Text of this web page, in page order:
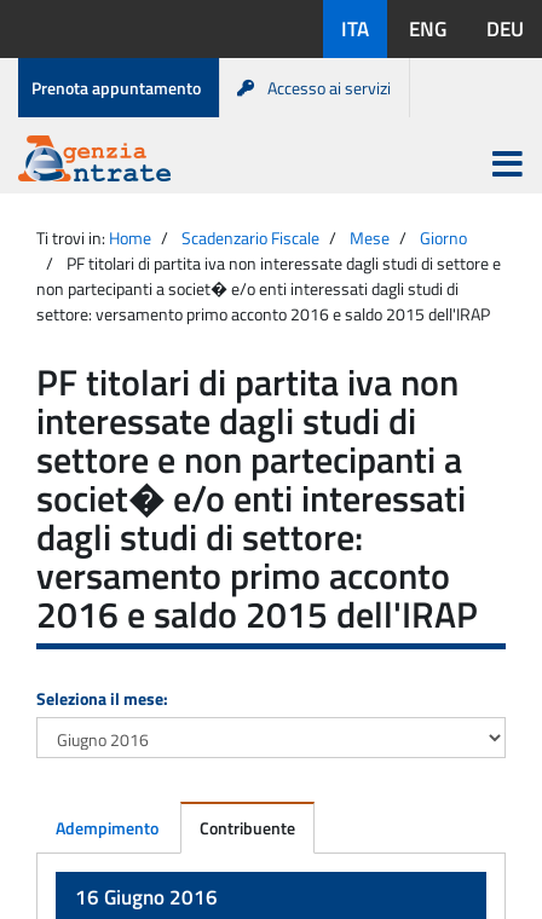
contenuto
disponibili:
ITA ENG DEU
Menu
di
servizio
Prenota appuntamento Accesso ai servizi
Agenzia
Entrate
Apri
menu
principale
Ti trovi in: Home Scadenzario Fiscale Mese
Giorno
PF titolari di partita iva non interessate dagli studi di settore e
non partecipanti a societ� e/o enti interessati dagli studi di
settore: versamento primo acconto 2016 e saldo 2015 dell'IRAP
PF titolari di partita iva non
interessate dagli studi di
settore e non partecipanti a
societ� e/o enti interessati
dagli studi di settore:
versamento primo acconto
2016 e saldo 2015 dell'IRAP
Seleziona il mese:
Adempimento Contribuente
16 Giugno 2016